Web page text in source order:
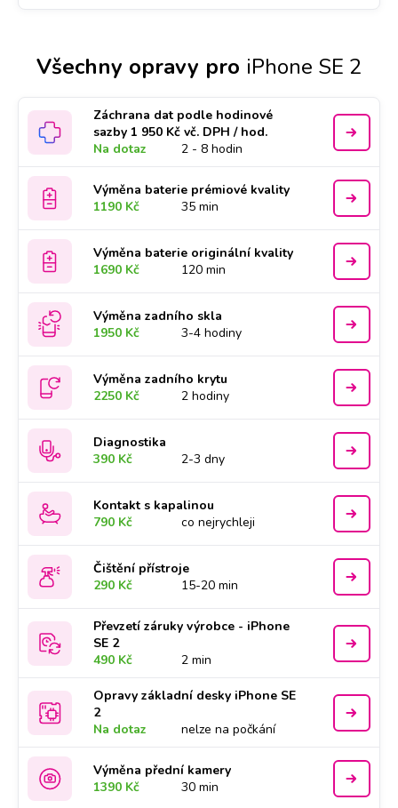
Všechny opravy pro iPhone SE 2
Záchrana dat podle hodinové
sazby 1 950 Kč vč. DPH / hod.
Na dotaz
2 - 8 hodin
Výměna baterie prémiové kvality
1190 Kč
35 min
Výměna baterie originální kvality
1690 Kč
120 min
Výměna zadního skla
1950 Kč
3-4 hodiny
Výměna zadního krytu
2250 Kč
2 hodiny
Diagnostika
390 Kč
2-3 dny
Kontakt s kapalinou
790 Kč
co nejrychleji
Čištění přístroje
290 Kč
15-20 min
Převzetí záruky výrobce - iPhone
SE 2
490 Kč
2 min
Opravy základní desky iPhone SE
2
Na dotaz
nelze na počkání
Výměna přední kamery
1390 Kč
30 min